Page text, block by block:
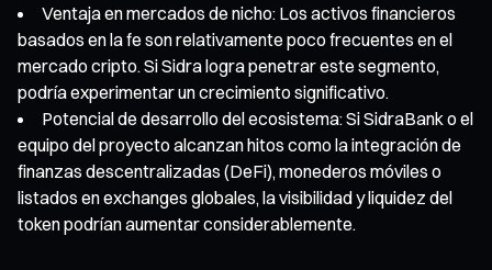
Ventaja en mercados de nicho: Los activos financieros
basados en la fe son relativamente poco frecuentes en el
mercado cripto. Si Sidra logra penetrar este segmento,
podría experimentar un crecimiento significativo.
Potencial de desarrollo del ecosistema: Si SidraBank o el
equipo del proyecto alcanzan hitos como la integración de
finanzas descentralizadas (DeFi), monederos móviles o
listados en exchanges globales, la visibilidad y liquidez del
token podrían aumentar considerablemente.